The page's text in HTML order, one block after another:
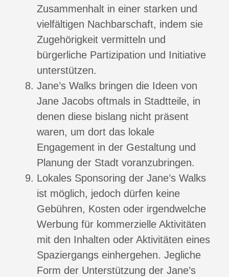
Zusammenhalt in einer starken und
vielfältigen Nachbarschaft, indem sie
Zugehörigkeit vermitteln und
bürgerliche Partizipation und Initiative
unterstützen.
Jane’s Walks bringen die Ideen von
Jane Jacobs oftmals in Stadtteile, in
denen diese bislang nicht präsent
waren, um dort das lokale
Engagement in der Gestaltung und
Planung der Stadt voranzubringen.
Lokales Sponsoring der Jane’s Walks
ist möglich, jedoch dürfen keine
Gebühren, Kosten oder irgendwelche
Werbung für kommerzielle Aktivitäten
mit den Inhalten oder Aktivitäten eines
Spaziergangs einhergehen. Jegliche
Form der Unterstützung der Jane’s